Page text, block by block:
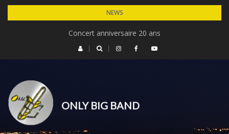
Skip
NEWS
Concert anniversaire 20 ans
Concert Michel Legrand – 30 ans du cinéma de Dardilly
ONLY BIG BAND